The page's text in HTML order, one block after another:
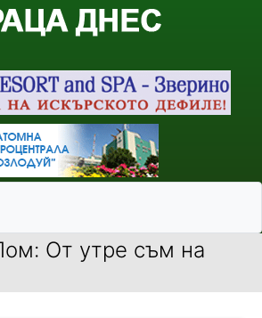
От утре съм на